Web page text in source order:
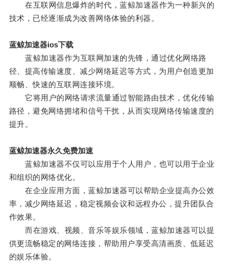
在互联网信息爆炸的时代，蓝鲸加速器作为一种新兴的
技术，已经逐渐成为改善网络体验的利器。
蓝鲸加速器ios下载
蓝鲸加速器作为互联网加速的先锋，通过优化网络路
径、提高传输速度、减少网络延迟等方式，为用户创造更加
顺畅、快速的互联网连接环境。
它将用户的网络请求流量通过智能路由技术，优化传输
路径，避免网络拥堵和信号干扰，从而实现网络传输速度的
提升。
蓝鲸加速器永久免费加速
蓝鲸加速器不仅可以应用于个人用户，也可以用于企业
和组织的网络优化。
在企业应用方面，蓝鲸加速器可以帮助企业提高办公效
率，减少网络延迟，稳定视频会议和远程办公，提升团队合
作效果。
而在游戏、视频、音乐等娱乐领域，蓝鲸加速器可以提
供更流畅稳定的网络连接，帮助用户享受高清画质、低延迟
的娱乐体验。